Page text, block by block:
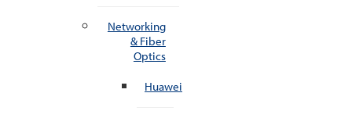
Networking
& Fiber
Optics
Huawei